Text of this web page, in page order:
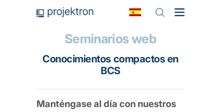
Seminarios web
Conocimientos compactos en
BCS
Manténgase al día con nuestros